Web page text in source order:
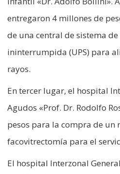
entregaron 4 millones de
de una central de sistema
ininterrumpida (UPS) para
rayos.
En tercer lugar, el hospital
Agudos «Prof. Dr. Rodolfo
pesos para la compra de un
facovitrectomía para el
El hospital Interzonal